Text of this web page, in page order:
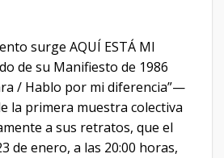
surge AQUÍ ESTÁ MI
de su Manifiesto de 1986
/ Hablo por mi diferencia”—
la primera muestra colectiva
a sus retratos, que el
de enero, a las 20:00 horas,